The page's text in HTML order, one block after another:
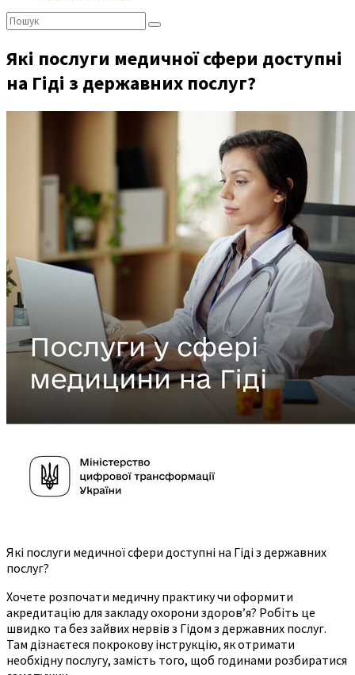
Пошук:
Які послуги медичної сфери доступні
на Гіді з державних послуг?
Які послуги медичної сфери доступні на Гіді з державних
послуг?
Хочете розпочати медичну практику чи оформити
акредитацію для закладу охорони здоров’я? Робіть це
швидко та без зайвих нервів з Гідом з державних послуг.
Там дізнаєтеся покрокову інструкцію, як отримати
необхідну послугу, замість того, щоб годинами розбиратися